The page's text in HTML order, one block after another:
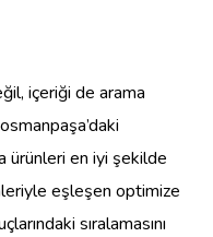
içeriği de arama
ürünleri en iyi şekilde
eşleşen optimize
sıralamasını